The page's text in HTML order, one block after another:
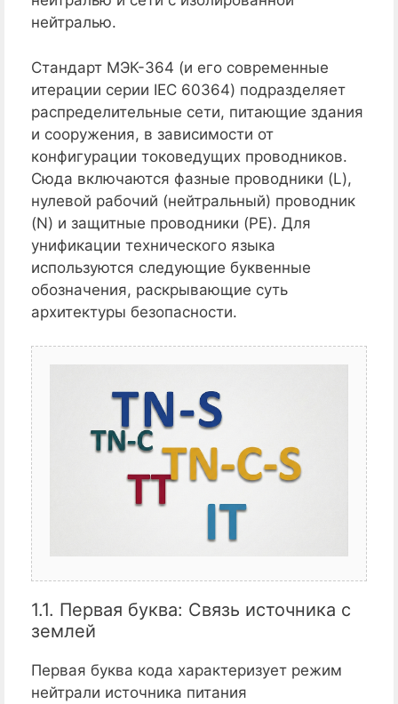
нейтралью.
Стандарт МЭК-364 (и его современные
итерации серии IEC 60364) подразделяет
распределительные сети, питающие здания
и сооружения, в зависимости от
конфигурации токоведущих проводников.
Сюда включаются фазные проводники (L),
нулевой рабочий (нейтральный) проводник
(N) и защитные проводники (PE). Для
унификации технического языка
используются следующие буквенные
обозначения, раскрывающие суть
архитектуры безопасности.
1.1. Первая буква: Связь источника с
землей
Первая буква кода характеризует режим
нейтрали источника питания